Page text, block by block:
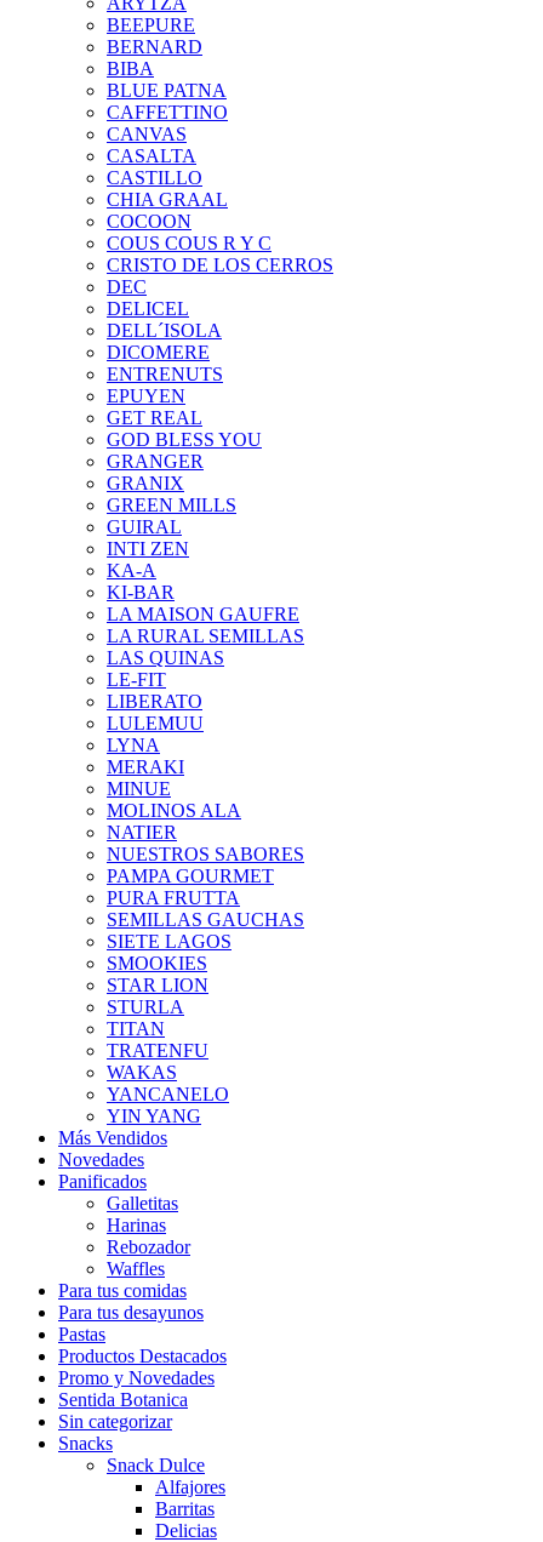
BEEPURE
BERNARD
BIBA
BLUE PATNA
CAFFETTINO
CANVAS
CASALTA
CASTILLO
CHIA GRAAL
COCOON
COUS COUS R Y C
CRISTO DE LOS CERROS
DEC
DELICEL
DELL´ISOLA
DICOMERE
ENTRENUTS
EPUYEN
GET REAL
GOD BLESS YOU
GRANGER
GRANIX
GREEN MILLS
GUIRAL
INTI ZEN
KA-A
KI-BAR
LA MAISON GAUFRE
LA RURAL SEMILLAS
LAS QUINAS
LE-FIT
LIBERATO
LULEMUU
LYNA
MERAKI
MINUE
MOLINOS ALA
NATIER
NUESTROS SABORES
PAMPA GOURMET
PURA FRUTTA
SEMILLAS GAUCHAS
SIETE LAGOS
SMOOKIES
STAR LION
STURLA
TITAN
TRATENFU
WAKAS
YANCANELO
YIN YANG
Más Vendidos
Novedades
Panificados
Galletitas
Harinas
Rebozador
Waffles
Para tus comidas
Para tus desayunos
Pastas
Productos Destacados
Promo y Novedades
Sentida Botanica
Sin categorizar
Snacks
Snack Dulce
Alfajores
Barritas
Delicias